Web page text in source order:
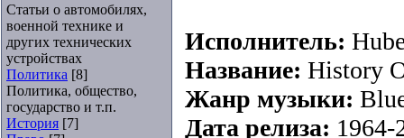
Статьи о автомобилях,
военной технике и
других технических
устройствах
Политика [8]
Политика, общество,
государство и т.п.
История [7]
Исполнитель:
Название: History
Жанр музыки:
Дата релиза: 1964-